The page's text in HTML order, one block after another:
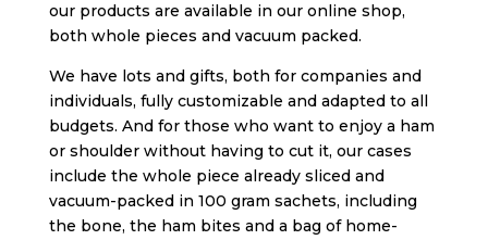
our products are available in our online shop,
both whole pieces and vacuum packed.
We have lots and gifts, both for companies and
individuals, fully customizable and adapted to all
budgets. And for those who want to enjoy a ham
or shoulder without having to cut it, our cases
include the whole piece already sliced and
vacuum-packed in 100 gram sachets, including
the bone, the ham bites and a bag of home-